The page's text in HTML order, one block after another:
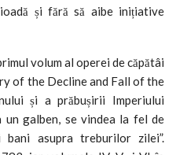
și fără să aibe inițiative
volum al operei de căpătâi
of the Decline and Fall of the
și a prăbușirii Imperiului
un galben, se vindea la fel de
asupra treburilor zilei”.